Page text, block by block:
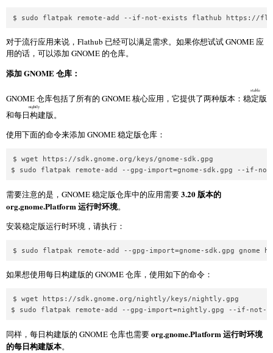
$ sudo flatpak remote-add --if-not-exists flathub https://
对于流行应用来说，Flathub 已经可以满足需求。如果你想试试 GNOME 应
用的话，可以添加 GNOME 的仓库。
添加 GNOME 仓库：
GNOME 仓库包括了所有的 GNOME 核心应用，它提供了两种版本： 稳定版
stable
和每日构建版
nightly
。
使用下面的命令来添加 GNOME 稳定版仓库：
$ wget https://sdk.gnome.org/keys/gnome-sdk.gpg
$ sudo flatpak remote-add --gpg-import=gnome-sdk.gpg --if-
需要注意的是，GNOME 稳定版仓库中的应用需要3.20 版本的
org.gnome.Platform 运行时环境。
安装稳定版运行时环境，请执行：
$ sudo flatpak remote-add --gpg-import=gnome-sdk.gpg gnome
如果想使用每日构建版的 GNOME 仓库，使用如下的命令：
$ wget https://sdk.gnome.org/nightly/keys/nightly.gpg
$ sudo flatpak remote-add --gpg-import=nightly.gpg --if-not-
同样，每日构建版的 GNOME 仓库也需要org.gnome.Platform 运行时环境
的每日构建版本。